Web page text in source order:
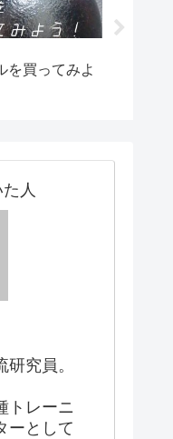
を買ってみよ
人
究員。
トレーニ
ーとして